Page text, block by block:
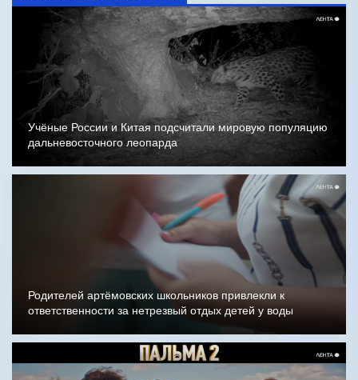
Учёные России и Китая подсчитали мировую популяцию
дальневосточного леопарда
Родителей артёмовских школьников привлекли к
ответственности за нетрезвый отдых детей у воды